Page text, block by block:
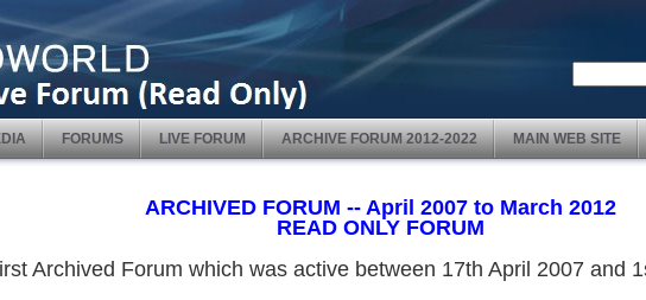
FORUMS LIVE FORUM ARCHIVE FORUM 2012-2022 MAIN WEB SITE
ARCHIVED FORUM -- April 2007 to March 2012
READ ONLY FORUM
Archived Forum which was active between 17th April 2007 and